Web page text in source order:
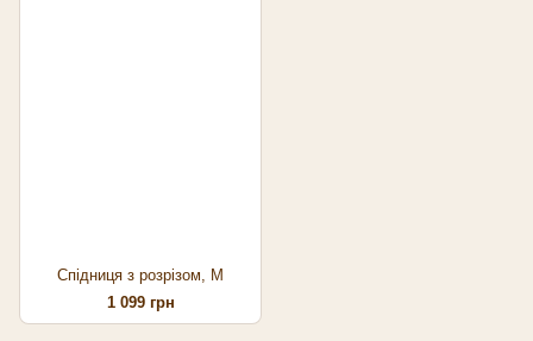
Спідниця з розрізом, M
1 099 грн